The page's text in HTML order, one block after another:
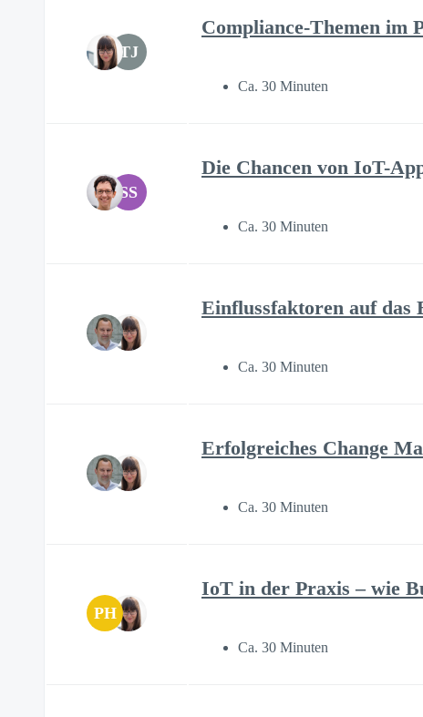
TJ
Compliance-Themen im
Ca. 30 Minuten
SS
Die Chancen von IoT-
Ca. 30 Minuten
Einflussfaktoren auf das
Ca. 30 Minuten
Erfolgreiches Change
Ca. 30 Minuten
PH
IoT in der Praxis – wie
Ca. 30 Minuten